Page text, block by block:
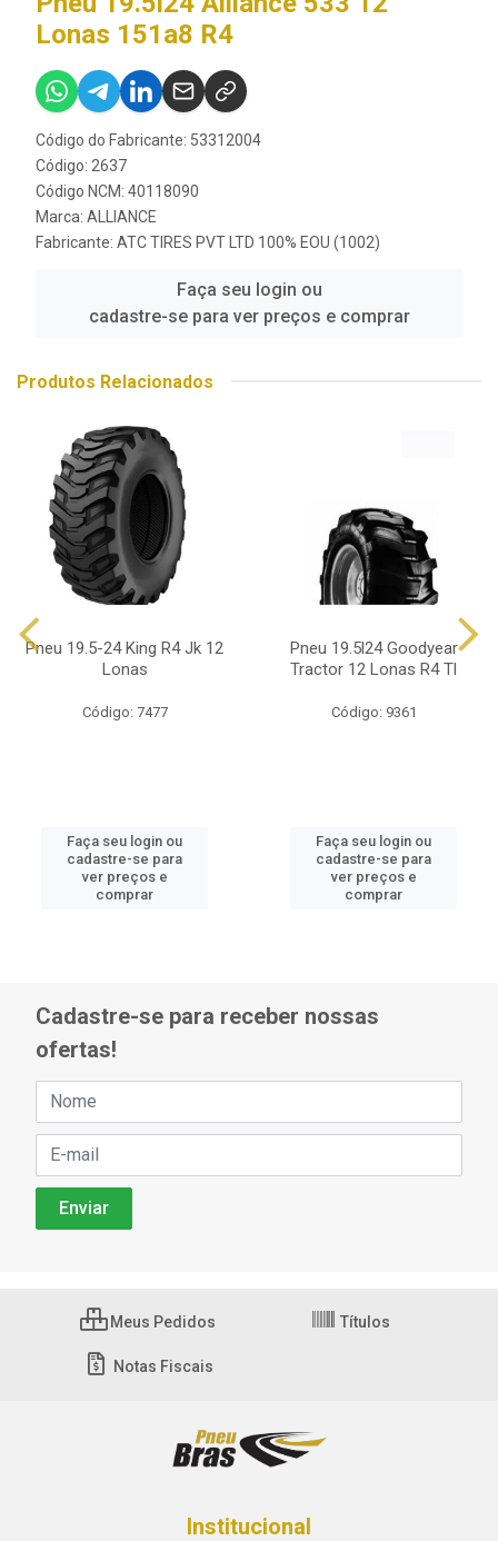
Lonas 151a8 R4
Código do Fabricante: 53312004
Código: 2637
Código NCM: 40118090
Marca: ALLIANCE
Fabricante: ATC TIRES PVT LTD 100% EOU (1002)
Faça seu login ou
cadastre-se para ver preços e comprar
Produtos Relacionados
Pneu 19.5-24 King R4 Jk 12
Lonas
Código: 7477
Faça seu login ou
cadastre-se para
ver preços e
comprar
Pneu 19.5l24 Goodyear
Tractor 12 Lonas R4 Tl
Código: 9361
Faça seu login ou
cadastre-se para
ver preços e
comprar
Cadastre-se para receber nossas
ofertas!
Meus Pedidos Títulos
Notas Fiscais
Institucional